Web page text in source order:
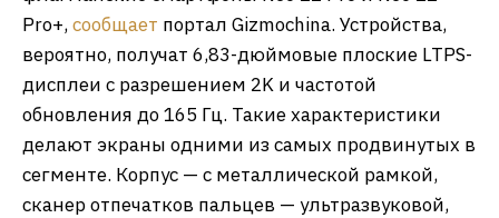
Pro+,сообщает портал Gizmochina. Устройства,
вероятно, получат 6,83-дюймовые плоские LTPS-
дисплеи с разрешением 2K и частотой
обновления до 165 Гц. Такие характеристики
делают экраны одними из самых продвинутых в
сегменте. Корпус — с металлической рамкой,
сканер отпечатков пальцев — ультразвуковой,